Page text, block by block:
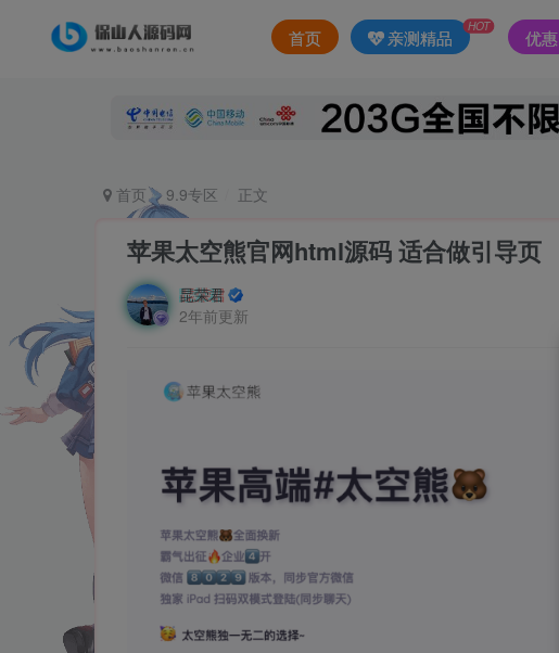
首页 亲测精品
HOT
优惠
首页 9.9专区 正文
苹果太空熊官网html源码 适合做引导页
昆荣君
2年前更新